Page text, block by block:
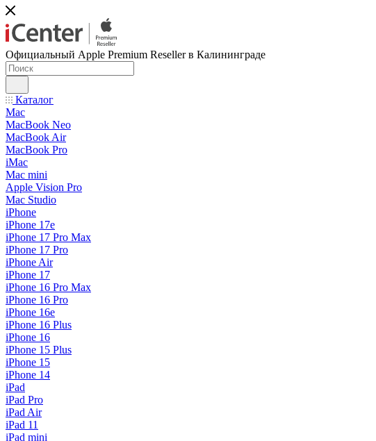
Официальный Apple Premium Reseller в Калининграде
Каталог
Mac
MacBook Neo
MacBook Air
MacBook Pro
iMac
Mac mini
Apple Vision Pro
Mac Studio
iPhone
iPhone 17e
iPhone 17 Pro Max
iPhone 17 Pro
iPhone Air
iPhone 17
iPhone 16 Pro Max
iPhone 16 Pro
iPhone 16e
iPhone 16 Plus
iPhone 16
iPhone 15 Plus
iPhone 15
iPhone 14
iPad
iPad Pro
iPad Air
iPad 11
iPad mini